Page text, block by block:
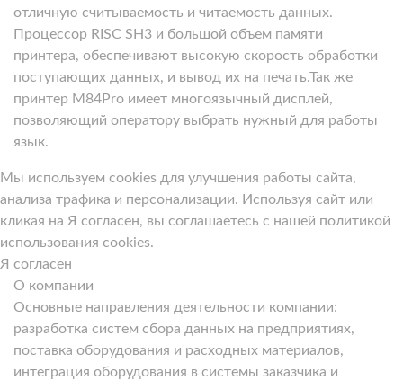
отличную считываемость и читаемость данных.
Процессор RISC SH3 и большой объем памяти
принтера, обеспечивают высокую скорость обработки
поступающих данных, и вывод их на печать.Так же
принтер M84Pro имеет многоязычный дисплей,
позволяющий оператору выбрать нужный для работы
язык.
Мы используем cookies для улучшения работы сайта,
анализа трафика и персонализации. Используя сайт или
кликая на Я согласен, вы соглашаетесь с нашей политикой
использования cookies.
Я согласен
О компании
Основные направления деятельности компании:
разработка систем сбора данных на предприятиях,
поставка оборудования и расходных материалов,
интеграция оборудования в системы заказчика и